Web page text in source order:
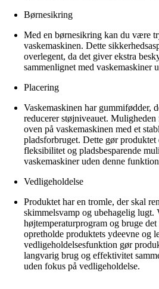
Børnesikring
Med en børnesikring kan du være
vaskemaskinen. Dette
overlegent, da det giver ekstra
sammenlignet med vaskemaskiner
Placering
Vaskemaskinen har gummifødder,
reducerer støjniveauet.
oven på vaskemaskinen med et
pladsforbruget. Dette gør
fleksibilitet og pladsbesparende
vaskemaskiner uden denne
Vedligeholdelse
Produktet har en tromle, der skal
skimmelsvamp og ubehagelig lugt.
højtemperaturprogram og bruge
opretholde produktets ydeevne og
vedligeholdelsesfunktion gør
langvarig brug og effektivitet
uden fokus på vedligeholdelse.